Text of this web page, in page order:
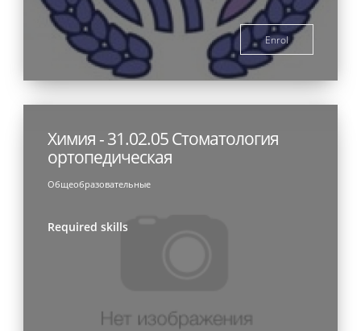
Enrol
Химия - 31.02.05 Стоматология
ортопедическая
Общеобразовательные
Required skills